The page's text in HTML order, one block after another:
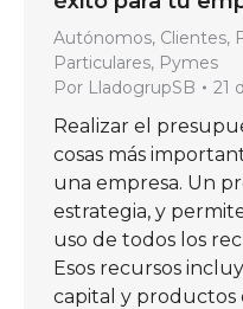
Autónomos, Clientes,
Particulares, Pymes
Por LladogrupSB 21
Realizar el
cosas más
una empresa. Un
estrategia, y
uso de todos los
Esos recursos
capital y productos